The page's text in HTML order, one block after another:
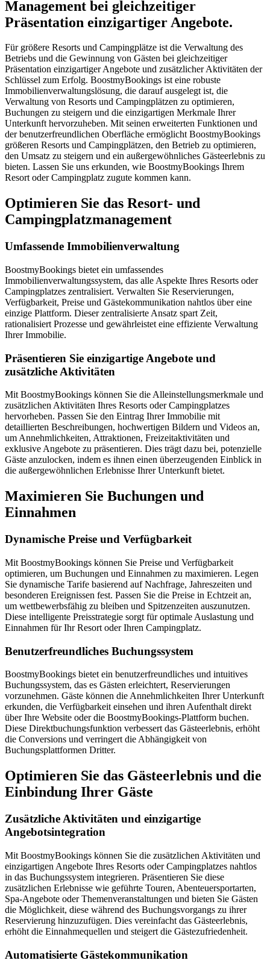
Management bei gleichzeitiger
Präsentation einzigartiger Angebote.
Für größere Resorts und Campingplätze ist die Verwaltung des
Betriebs und die Gewinnung von Gästen bei gleichzeitiger
Präsentation einzigartiger Angebote und zusätzlicher Aktivitäten der
Schlüssel zum Erfolg. BoostmyBookings ist eine robuste
Immobilienverwaltungslösung, die darauf ausgelegt ist, die
Verwaltung von Resorts und Campingplätzen zu optimieren,
Buchungen zu steigern und die einzigartigen Merkmale Ihrer
Unterkunft hervorzuheben. Mit seinen erweiterten Funktionen und
der benutzerfreundlichen Oberfläche ermöglicht BoostmyBookings
größeren Resorts und Campingplätzen, den Betrieb zu optimieren,
den Umsatz zu steigern und ein außergewöhnliches Gästeerlebnis zu
bieten. Lassen Sie uns erkunden, wie BoostmyBookings Ihrem
Resort oder Campingplatz zugute kommen kann.
Optimieren Sie das Resort- und
Campingplatzmanagement
Umfassende Immobilienverwaltung
BoostmyBookings bietet ein umfassendes
Immobilienverwaltungssystem, das alle Aspekte Ihres Resorts oder
Campingplatzes zentralisiert. Verwalten Sie Reservierungen,
Verfügbarkeit, Preise und Gästekommunikation nahtlos über eine
einzige Plattform. Dieser zentralisierte Ansatz spart Zeit,
rationalisiert Prozesse und gewährleistet eine effiziente Verwaltung
Ihrer Immobilie.
Präsentieren Sie einzigartige Angebote und
zusätzliche Aktivitäten
Mit BoostmyBookings können Sie die Alleinstellungsmerkmale und
zusätzlichen Aktivitäten Ihres Resorts oder Campingplatzes
hervorheben. Passen Sie den Eintrag Ihrer Immobilie mit
detaillierten Beschreibungen, hochwertigen Bildern und Videos an,
um Annehmlichkeiten, Attraktionen, Freizeitaktivitäten und
exklusive Angebote zu präsentieren. Dies trägt dazu bei, potenzielle
Gäste anzulocken, indem es ihnen einen überzeugenden Einblick in
die außergewöhnlichen Erlebnisse Ihrer Unterkunft bietet.
Maximieren Sie Buchungen und
Einnahmen
Dynamische Preise und Verfügbarkeit
Mit BoostmyBookings können Sie Preise und Verfügbarkeit
optimieren, um Buchungen und Einnahmen zu maximieren. Legen
Sie dynamische Tarife basierend auf Nachfrage, Jahreszeiten und
besonderen Ereignissen fest. Passen Sie die Preise in Echtzeit an,
um wettbewerbsfähig zu bleiben und Spitzenzeiten auszunutzen.
Diese intelligente Preisstrategie sorgt für optimale Auslastung und
Einnahmen für Ihr Resort oder Ihren Campingplatz.
Benutzerfreundliches Buchungssystem
BoostmyBookings bietet ein benutzerfreundliches und intuitives
Buchungssystem, das es Gästen erleichtert, Reservierungen
vorzunehmen. Gäste können die Annehmlichkeiten Ihrer Unterkunft
erkunden, die Verfügbarkeit einsehen und ihren Aufenthalt direkt
über Ihre Website oder die BoostmyBookings-Plattform buchen.
Diese Direktbuchungsfunktion verbessert das Gästeerlebnis, erhöht
die Conversions und verringert die Abhängigkeit von
Buchungsplattformen Dritter.
Optimieren Sie das Gästeerlebnis und die
Einbindung Ihrer Gäste
Zusätzliche Aktivitäten und einzigartige
Angebotsintegration
Mit BoostmyBookings können Sie die zusätzlichen Aktivitäten und
einzigartigen Angebote Ihres Resorts oder Campingplatzes nahtlos
in das Buchungssystem integrieren. Präsentieren Sie diese
zusätzlichen Erlebnisse wie geführte Touren, Abenteuersportarten,
Spa-Angebote oder Themenveranstaltungen und bieten Sie Gästen
die Möglichkeit, diese während des Buchungsvorgangs zu ihrer
Reservierung hinzuzufügen. Dies vereinfacht das Gästeerlebnis,
erhöht die Einnahmequellen und steigert die Gästezufriedenheit.
Automatisierte Gästekommunikation